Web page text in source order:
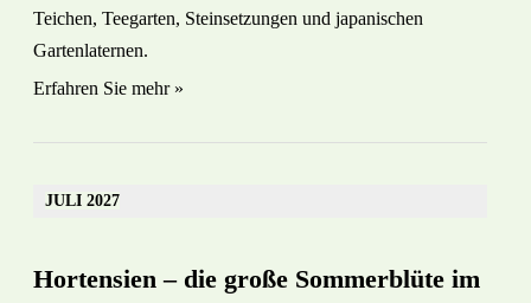
Teichen, Teegarten, Steinsetzungen und japanischen
Gartenlaternen.
Erfahren Sie mehr »
JULI 2027
Hortensien – die große Sommerblüte im